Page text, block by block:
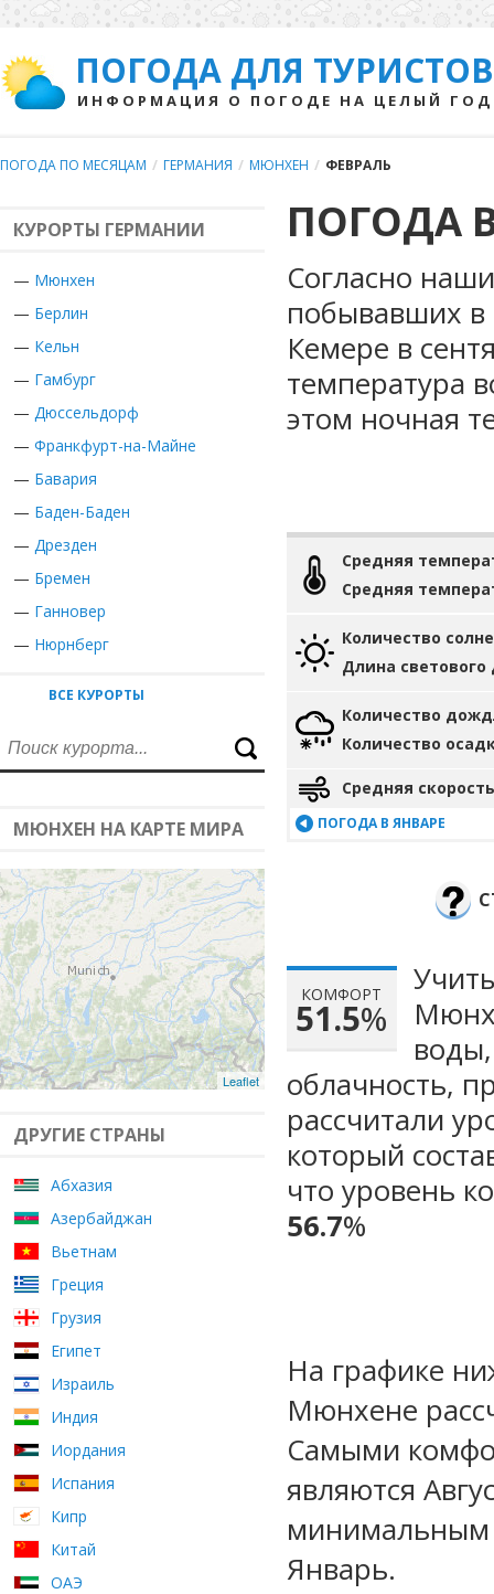
ПОГОДА ДЛЯ ТУРИСТОВ
ИНФОРМАЦИЯ О ПОГОДЕ НА ЦЕЛЫЙ ГОД
ПОГОДА ПО МЕСЯЦАМ / ГЕРМАНИЯ / МЮНХЕН / ФЕВРАЛЬ
КУРОРТЫ ГЕРМАНИИ
— Мюнхен
— Берлин
— Кельн
— Гамбург
— Дюссельдорф
— Франкфурт-на-Майне
— Бавария
— Баден-Баден
— Дрезден
— Бремен
— Ганновер
— Нюрнберг
ВСЕ КУРОРТЫ
МЮНХЕН НА КАРТЕ МИРА
Leaflet
ДРУГИЕ СТРАНЫ
Абхазия
Азербайджан
Вьетнам
Греция
Грузия
Египет
Израиль
Индия
Иордания
Испания
Кипр
Китай
ОАЭ
ПОГОДА
Согласно
побывавших в
Кемере в
температура
этом ночная
Средняя
Средняя
Количество
Длина светового
Количество
Количество
Средняя
ПОГОДА В ЯНВАРЕ
КОМФОРТ
51.5%
облачность,
рассчитали
который
что уровень
56.7%
На графике
Мюнхене
Самыми
являются
минимальным
Январь.